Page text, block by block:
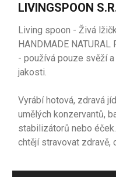
LIVINGSPOON
Living spoon - Živá
HANDMADE NATURAL
- používá pouze svěží
jakosti.
Vyrábí hotová, zdravá
umělých konzervantů,
stabilizátorů nebo
chtějí stravovat zdravě,